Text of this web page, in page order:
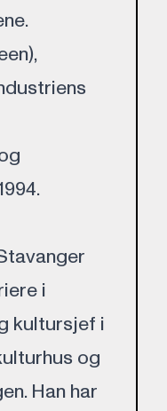
i
kultursjef i
og
Han har